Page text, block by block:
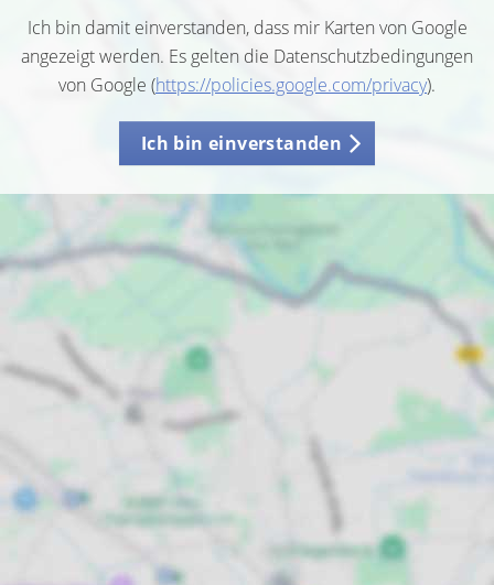
Ich bin damit einverstanden, dass mir Karten von Google
angezeigt werden. Es gelten die Datenschutzbedingungen
von Google (https://policies.google.com/privacy).
Ich bin einverstanden